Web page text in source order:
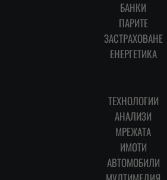
БАНКИ
ПАРИТЕ
ЗАСТРАХОВАНЕ
ЕНЕРГЕТИКА
ТЕХНОЛОГИИ
АНАЛИЗИ
МРЕЖАТА
ИМОТИ
АВТОМОБИЛИ